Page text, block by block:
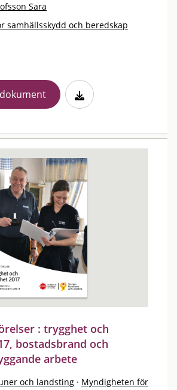
Sara
samhällsskydd och beredskap
: trygghet och
bostadsbrand och
arbete
och landsting · Myndigheten för